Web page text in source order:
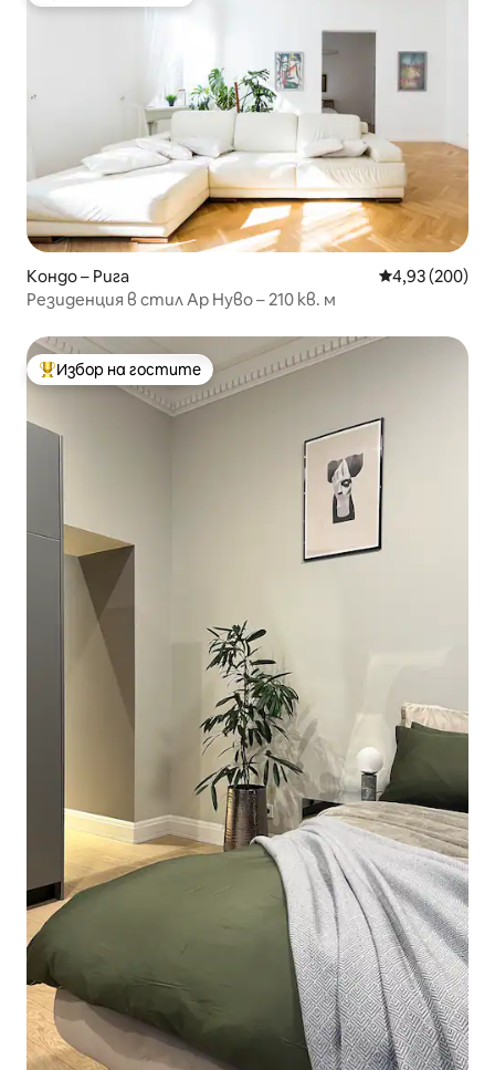
Кондо – Рига Средна
4,93 (200)
Резиденция в стил Ар Нуво – 210 кв. м
Най-популярен избор на гостите
Избор на гостите